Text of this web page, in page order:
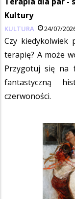
Kultury
KULTURA 24/07/
Czy kiedykolwiek
terapię? A może
Przygotuj się na
fantastyczną
czerwoności.